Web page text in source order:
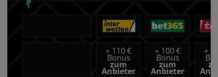
+ 110 €
Bonus
zum
Anbieter
+ 100 €
Bonus
zum
Anbieter
+